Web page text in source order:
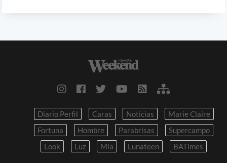
Diario Perfil Caras Noticias
Marie Claire
Fortuna
Hombre Parabrisas
Supercampo
Look
Luz Mia Lunateen BATimes